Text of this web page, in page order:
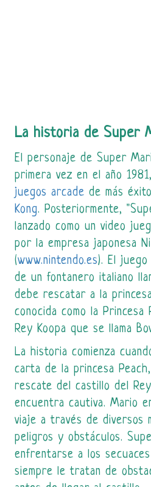
La historia de Super
El personaje de Super
primera vez en el año
juegos arcade de más
Kong. Posteriormente,
lanzado como un video
por la empresa japonesa
(www.nintendo.es). El
de un fontanero italiano
debe rescatar a la
conocida como la Princesa
Rey Koopa que se llama
La historia comienza
carta de la princesa
rescate del castillo del
encuentra cautiva. Mario
viaje a través de diversos
peligros y obstáculos.
enfrentarse a los
siempre le tratan de